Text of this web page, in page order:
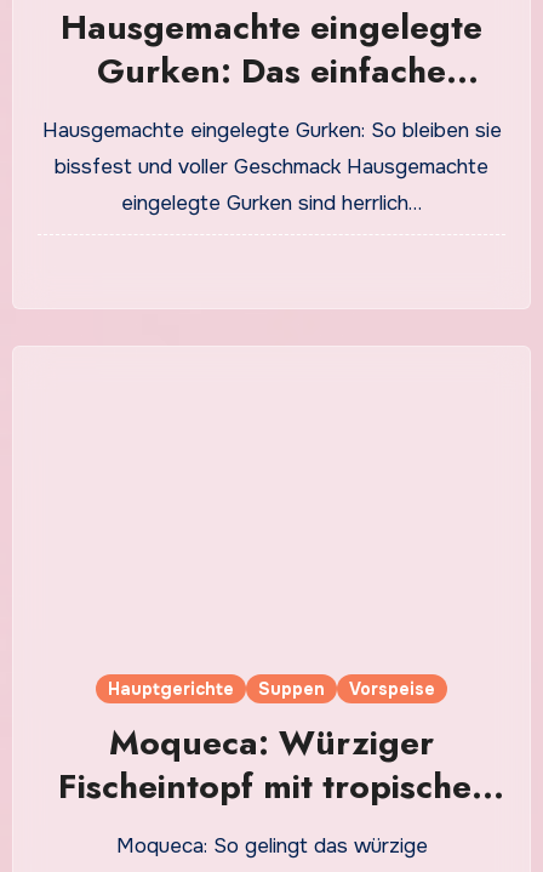
Hausgemachte eingelegte
Gurken: Das einfache
Rezept für aromatische
Gurken im Glas
Hausgemachte eingelegte Gurken: So bleiben sie
bissfest und voller Geschmack Hausgemachte
eingelegte Gurken sind herrlich…
Hauptgerichte Suppen Vorspeise
Moqueca: Würziger
Fischeintopf mit tropischer
Note und cremiger Soße
Moqueca: So gelingt das würzige